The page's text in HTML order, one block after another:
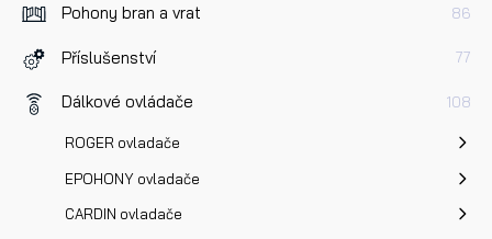
Pohony bran a vrat 86
Příslušenství 77
Dálkové ovládače 108
ROGER ovladače
EPOHONY ovladače
CARDIN ovladače